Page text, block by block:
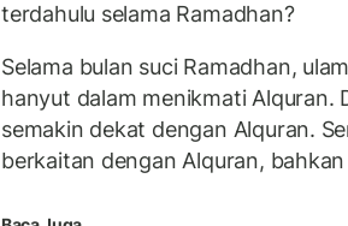
terdahulu selama Ramadhan?
Selama bulan suci Ramadhan,
hanyut dalam menikmati Alquran.
semakin dekat dengan Alquran.
berkaitan dengan Alquran,